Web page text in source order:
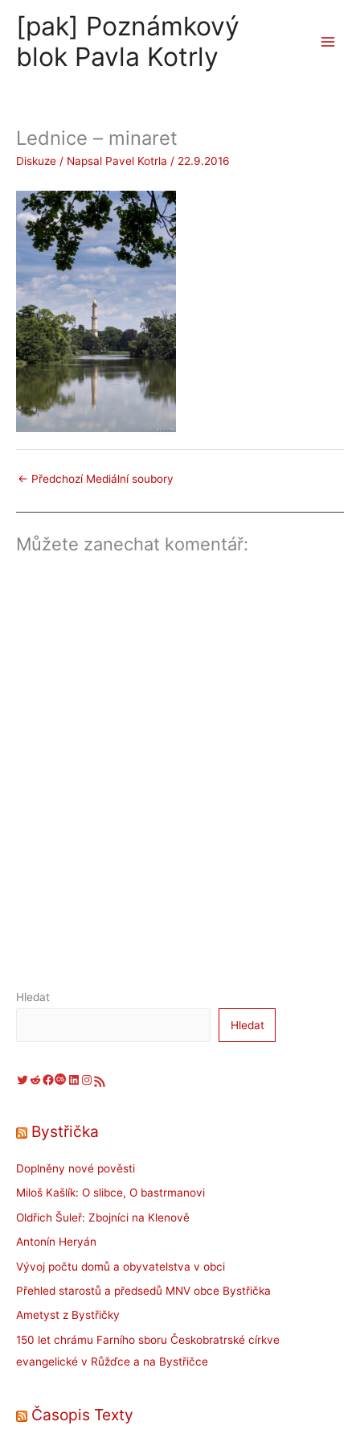
obsah
[pak] Poznámkový
blok Pavla Kotrly
Lednice – minaret
Diskuze / Napsal Pavel Kotrla / 22.9.2016
← Předchozí Mediální soubory
Můžete zanechat komentář:
Hledat
Hledat
Twitter Reddit Facebook Last.fm LinkedIn Instagram RSS zdroj
Bystřička
Doplněny nové pověsti
Miloš Kašlík: O slibce, O bastrmanovi
Oldřich Šuleř: Zbojníci na Klenově
Antonín Heryán
Vývoj počtu domů a obyvatelstva v obci
Přehled starostů a předsedů MNV obce Bystřička
Ametyst z Bystřičky
150 let chrámu Farního sboru Českobratrské církve
evangelické v Růžďce a na Bystřičce
Časopis Texty